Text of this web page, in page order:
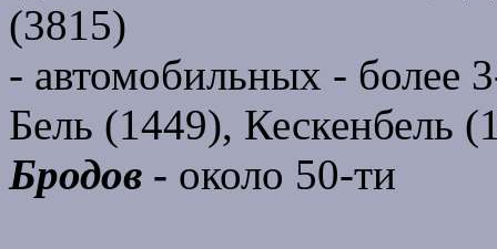
(3815)
- автомобильных - более
Бель (1449), Кескенбель
Бродов - около 50-ти